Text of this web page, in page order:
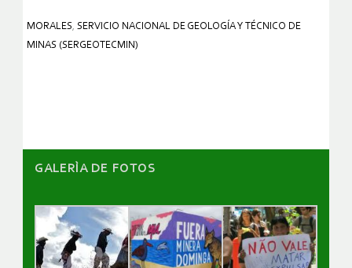
MORALES, SERVICIO NACIONAL DE GEOLOGÍA Y TÉCNICO DE
MINAS (SERGEOTECMIN)
GALERÌA DE FOTOS